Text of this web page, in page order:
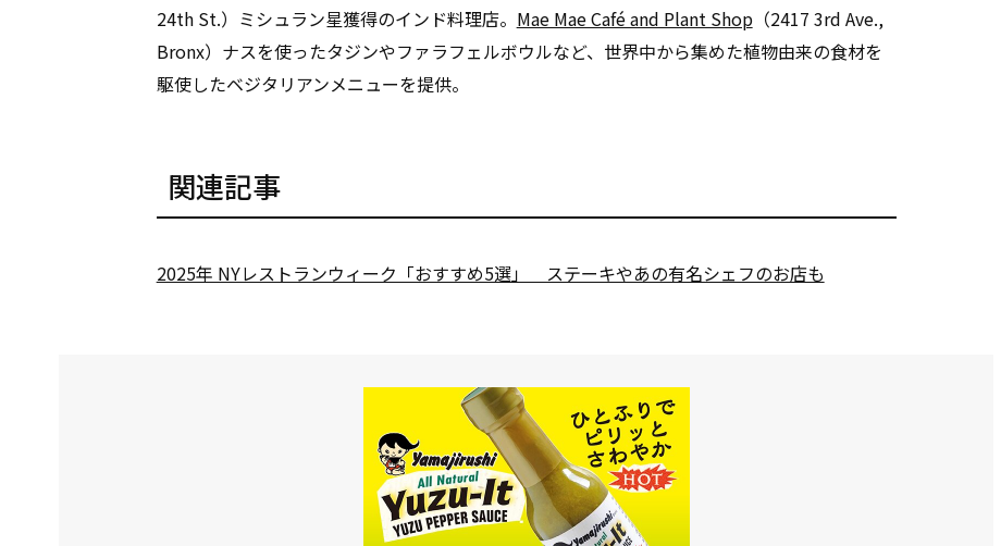
24th St.）ミシュラン星獲得のインド料理店。 Mae Mae Café and Plant Shop（2417 3rd Ave.,
Bronx）ナスを使ったタジンやファラフェルボウルなど、世界中から集めた植物由来の食材を
駆使したベジタリアンメニューを提供。
関連記事
2025年 NYレストランウィーク「おすすめ5選」 ステーキやあの有名シェフのお店も